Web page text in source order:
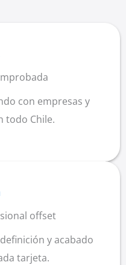
con empresas y
todo Chile.
offset
y acabado
tarjeta.